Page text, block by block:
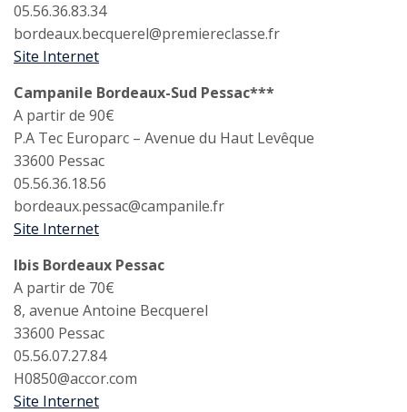
05.56.36.83.34
bordeaux.becquerel@premiereclasse.fr
Site Internet
Campanile Bordeaux-Sud Pessac***
A partir de 90€
P.A Tec Europarc – Avenue du Haut Levêque
33600 Pessac
05.56.36.18.56
bordeaux.pessac@campanile.fr
Site Internet
Ibis Bordeaux Pessac
A partir de 70€
8, avenue Antoine Becquerel
33600 Pessac
05.56.07.27.84
H0850@accor.com
Site Internet